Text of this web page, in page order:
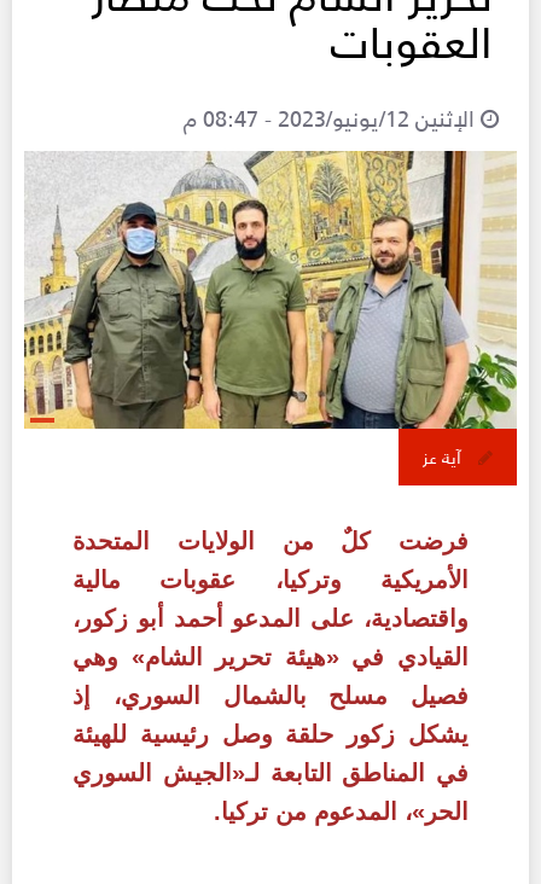
العقوبات
الإثنين 12/يونيو/2023 - 08:47 م
آية عز
فرضت كلٌ من الولايات المتحدة
الأمريكية وتركيا، عقوبات مالية
واقتصادية، على المدعو أحمد أبو زكور،
القيادي في «هيئة تحرير الشام» وهي
فصيل مسلح بالشمال السوري، إذ
يشكل زكور حلقة وصل رئيسية للهيئة
في المناطق التابعة لـ«الجيش السوري
الحر»، المدعوم من تركيا.